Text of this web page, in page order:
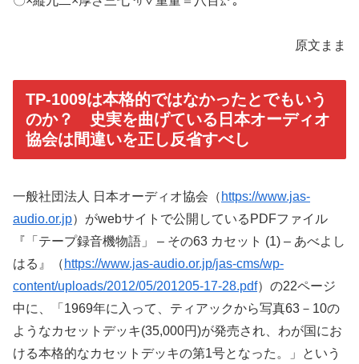
原文まま
TP-1009は本格的ではなかったとでもいう
のか？ 史実を曲げている日本オーディオ
協会は間違いを正し反省すべし
一般社団法人 日本オーディオ協会（ https://www.jas-
audio.or.jp）がwebサイトで公開しているPDFファイル
『「テープ録音機物語」 – その63 カセット (1) – あべよし
はる』（ https://www.jas-audio.or.jp/jas-cms/wp-
content/uploads/2012/05/201205-17-28.pdf）の22ページ
中に、「1969年に入って、ティアックから写真63－10の
ようなカセットデッキ(35,000円)が発売され、わが国にお
ける本格的なカセットデッキの第1号となった。」という